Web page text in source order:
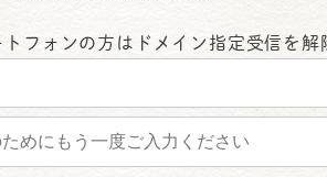
フォンの方はドメイン指定受信を解